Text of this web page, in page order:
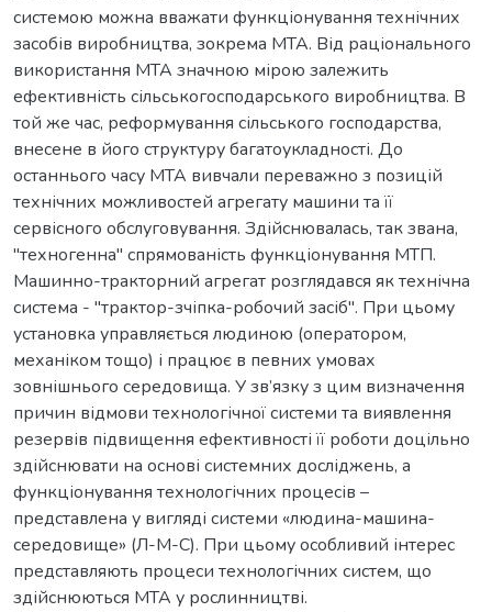
системою можна вважати функціонування технічних
засобів виробництва, зокрема МТА. Від раціонального
використання МТА значною мірою залежить
ефективність сільськогосподарського виробництва. В
той же час, реформування сільського господарства,
внесене в його структуру багатоукладності. До
останнього часу МТА вивчали переважно з позицій
технічних можливостей агрегату машини та її
сервісного обслуговування. Здійснювалась, так звана,
"техногенна" спрямованість функціонування МТП.
Машинно-тракторний агрегат розглядався як технічна
система - "трактор-зчіпка-робочий засіб". При цьому
установка управляється людиною (оператором,
механіком тощо) і працює в певних умовах
зовнішнього середовища. У зв’язку з цим визначення
причин відмови технологічної системи та виявлення
резервів підвищення ефективності її роботи доцільно
здійснювати на основі системних досліджень, а
функціонування технологічних процесів –
представлена у вигляді системи «людина-машина-
середовище» (Л-М-С). При цьому особливий інтерес
представляють процеси технологічних систем, що
здійснюються МТА у рослинництві.